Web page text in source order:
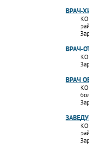
ВРАЧ-
ВРАЧ-
ВРАЧ